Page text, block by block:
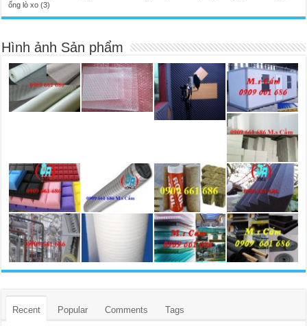
ống lò xo (3)
Hình ảnh Sản phẩm
Recent Popular Comments Tags